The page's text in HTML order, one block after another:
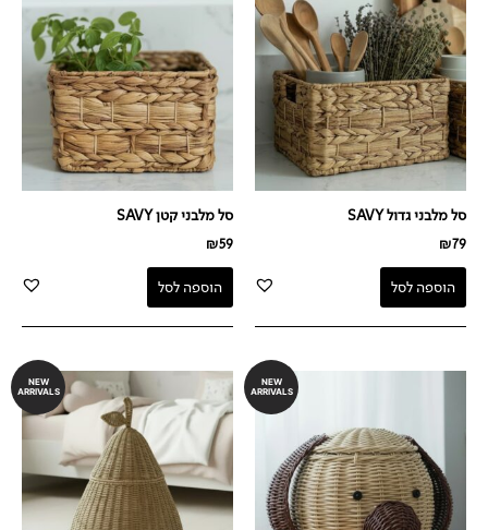
סל מלבני גדול SAVY
₪79
הוספה לסל
סל מלבני קטן SAVY
₪59
הוספה לסל
NEW
ARRIVALS
NEW
ARRIVALS